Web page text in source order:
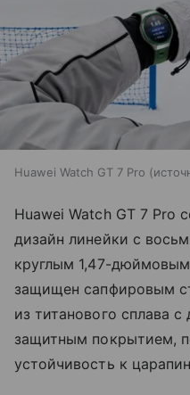
Huawei Watch GT 7 Pro
Huawei Watch GT 7 Pro
дизайн линейки с
круглым 1,47-
защищен сапфировым
из титанового сплава
защитным покрытием,
устойчивость к